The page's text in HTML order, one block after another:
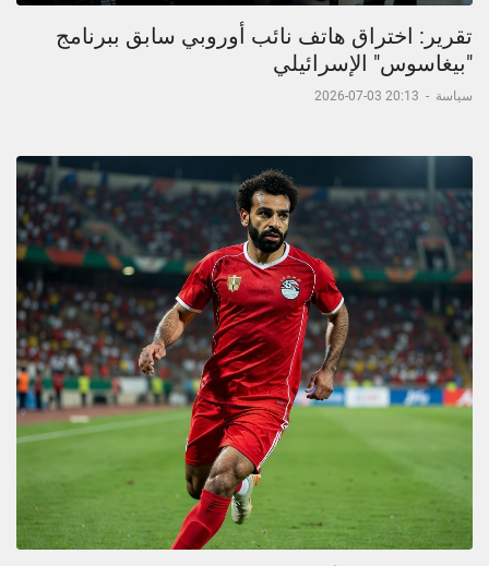
تقرير: اختراق هاتف نائب أوروبي سابق ببرنامج
"بيغاسوس" الإسرائيلي
سياسة -
20:13 03-07-2026